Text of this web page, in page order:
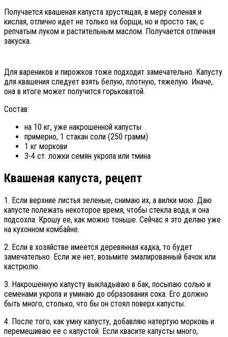
Получается квашеная капуста хрустящая, в меру соленая и
кислая, отлично идет не только на борщи, но и просто так, с
репчатым луком и растительным маслом. Получается отличная
закуска.
Для вареников и пирожков тоже подходит замечательно. Капусту
для квашения следует взять белую, плотную, тяжелую. Иначе,
она в итоге может получится горьковатой.
Состав:
на 10 кг, уже накрошенной капусты
примерно, 1 стакан соли (250 грамм)
1 кг моркови
3-4 ст. ложки семян укропа или тмина
Квашеная капуста, рецепт
1. Если верхние листья зеленые, снимаю их, а вилки мою. Даю
капусте полежать некоторое время, чтобы стекла вода, и она
подсохла. Крошу ее, как можно тоньше. Сейчас я это делаю уже
на кухонном комбайне.
2. Если в хозяйстве имеется деревянная кадка, то будет
замечательно. Если же нет, возьмите эмалированный бачок или
кастрюлю.
3. Накрошенную капусту выкладываю в бак, посыпаю солью и
семенами укропа и уминаю до образования сока. Его должно
быть много, столько, что бы он стоял поверх капусты.
4. После того, как умну капусту, добавляю натертую морковь и
перемешиваю ее с капустой. Если квасите капусты много,